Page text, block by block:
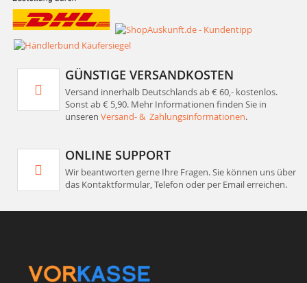
GÜNSTIGE VERSANDKOSTEN
Versand innerhalb Deutschlands ab € 60,- kostenlos.
Sonst ab € 5,90. Mehr Informationen finden Sie in
unseren Versand- & Zahlungsinformationen.
ONLINE SUPPORT
Wir beantworten gerne Ihre Fragen. Sie können uns über
das Kontaktformular, Telefon oder per Email erreichen.